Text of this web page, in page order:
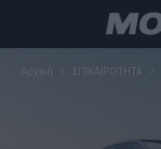
ΕΠΙΚΑΙΡΟΤΗΤΑ